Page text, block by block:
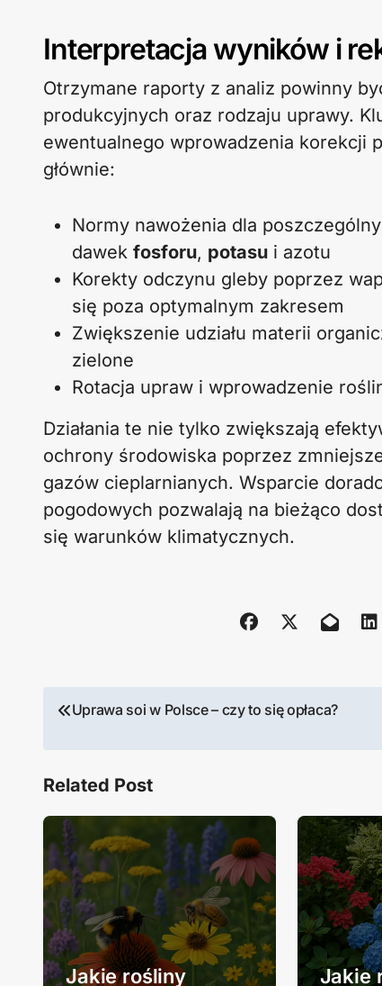
Interpretacja wyników i
Otrzymane raporty z analiz powinny
produkcyjnych oraz rodzaju uprawy.
ewentualnego wprowadzenia korekcji
głównie:
Normy nawożenia dla
dawek fosforu, potasu i azotu
Korekty odczynu gleby poprzez
się poza optymalnym zakresem
Zwiększenie udziału materii
zielone
Rotacja upraw i wprowadzenie
Działania te nie tylko zwiększają
ochrony środowiska poprzez
gazów cieplarnianych. Wsparcie
pogodowych pozwalają na bieżąco
się warunków klimatycznych.
N
w
i
g
a
c
j
Uprawa soi w Polsce – czy to się opłaca?
Related Post
Jakie rośliny Jakie